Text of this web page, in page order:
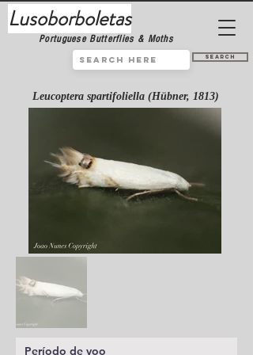
Lusoborboletas
Portuguese Butterflies & Moths
Search
Leucoptera spartifoliella (Hübner, 1813)
Período de voo